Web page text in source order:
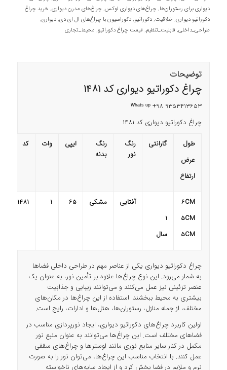
دیواری برای رستوران‌ها, چراغ‌های دیواری لوکس, چراغ‌های مدرن دیواری, خرید چراغ
دکوراتیو دیواری, خلاقیت, دکوراتیو, دکوراسیون با چراغ‌های ال ای دی, دیواری,
طراحی_داخلی, قابلیت_تنظیم, قیمت چراغ دکوراتیو, محیط_تجاری
توضیحات
چراغ دکوراتیو دیواری کد 1481
ᵂʰᵃᵗˢ ᵘᵖ +98 9353413653
چراغ دکوراتیو دیواری کد 1481
طول
عرض
ارتفاع
گارانتی
رنگ
نور
رنگ
بدنه
ایپی وات کد
6CM
5CM
5CM
1
سال
آفتابی مشکی 65
1
1481
چراغ دکوراتیو دیواری یکی از عناصر مهم در طراحی داخلی فضاها
به شمار می‌رود. این نوع چراغ‌ها علاوه بر تأمین نور، به عنوان یک
عنصر تزئینی نیز عمل می‌کنند و می‌توانند زیبایی و جذابیت
بیشتری به محیط ببخشند. استفاده از این چراغ‌ها در مکان‌های
مختلف، از جمله منازل، رستوران‌ها، هتل‌ها و ادارات، رایج است.
اولین کاربرد چراغ‌های دکوراتیو دیواری، ایجاد نورپردازی مناسب در
فضاهای مختلف است. این چراغ‌ها می‌توانند به عنوان منبع نور
مکمل در کنار سایر منابع نوری مانند لوسترها و چراغ‌های سقفی
عمل کنند. با انتخاب مناسب این چراغ‌ها، می‌توان نور را به صورت
نرم و ملایم در فضا پخش کرد و از ایجاد سایه‌های ناخواسته